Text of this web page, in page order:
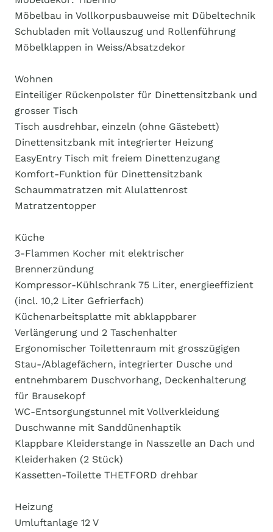
Möbelbau in Vollkorpusbauweise mit Dübeltechnik
Schubladen mit Vollauszug und Rollenführung
Möbelklappen in Weiss/Absatzdekor
Wohnen
Einteiliger Rückenpolster für Dinettensitzbank und
grosser Tisch
Tisch ausdrehbar, einzeln (ohne Gästebett)
Dinettensitzbank mit integrierter Heizung
EasyEntry Tisch mit freiem Dinettenzugang
Komfort-Funktion für Dinettensitzbank
Schaummatratzen mit Alulattenrost
Matratzentopper
Küche
3-Flammen Kocher mit elektrischer
Brennerzündung
Kompressor-Kühlschrank 75 Liter, energieeffizient
(incl. 10,2 Liter Gefrierfach)
Küchenarbeitsplatte mit abklappbarer
Verlängerung und 2 Taschenhalter
Ergonomischer Toilettenraum mit grosszügigen
Stau-/Ablagefächern, integrierter Dusche und
entnehmbarem Duschvorhang, Deckenhalterung
für Brausekopf
WC-Entsorgungstunnel mit Vollverkleidung
Duschwanne mit Sanddünenhaptik
Klappbare Kleiderstange in Nasszelle an Dach und
Kleiderhaken (2 Stück)
Kassetten-Toilette THETFORD drehbar
Heizung
Umluftanlage 12 V